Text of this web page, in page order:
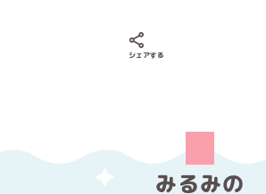
シェアする
みるみの